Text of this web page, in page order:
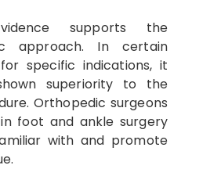
supports the
approach. In certain
specific indications, it
superiority to the
Orthopedic surgeons
foot and ankle surgery
with and promote